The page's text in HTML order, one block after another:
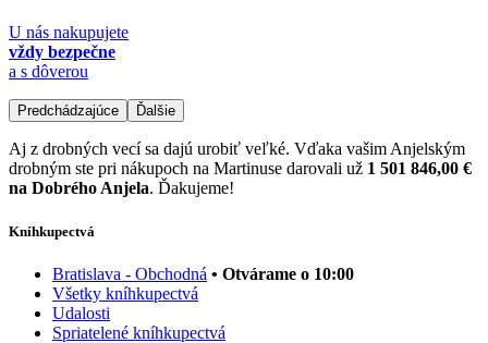
U nás nakupujete
vždy bezpečne
a s dôverou
Predchádzajúce Ďalšie
Aj z drobných vecí sa dajú urobiť veľké. Vďaka vašim Anjelským
drobným ste pri nákupoch na Martinuse darovali už 1 501 846,00 €
na Dobrého Anjela. Ďakujeme!
Kníhkupectvá
Bratislava - Obchodná • Otvárame o 10:00
Všetky kníhkupectvá
Udalosti
Spriatelené kníhkupectvá